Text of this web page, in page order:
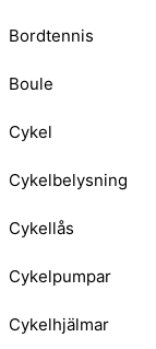
Bordtennis
Boule
Cykel
Cykelbelysning
Cykellås
Cykelpumpar
Cykelhjälmar